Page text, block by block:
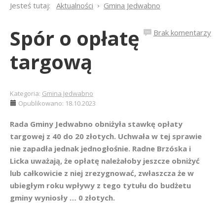
Jesteś tutaj: Aktualności Gmina Jedwabno
Brak komentarzy
Spór o opłatę
targową
Kategoria: Gmina Jedwabno
Opublikowano: 18.10.2023
Rada Gminy Jedwabno obniżyła stawkę opłaty
targowej z 40 do 20 złotych. Uchwała w tej sprawie
nie zapadła jednak jednogłośnie. Radne Brzóska i
Licka uważają, że opłatę należałoby jeszcze obniżyć
lub całkowicie z niej zrezygnować, zwłaszcza że w
ubiegłym roku wpływy z tego tytułu do budżetu
gminy wyniosły … 0 złotych.